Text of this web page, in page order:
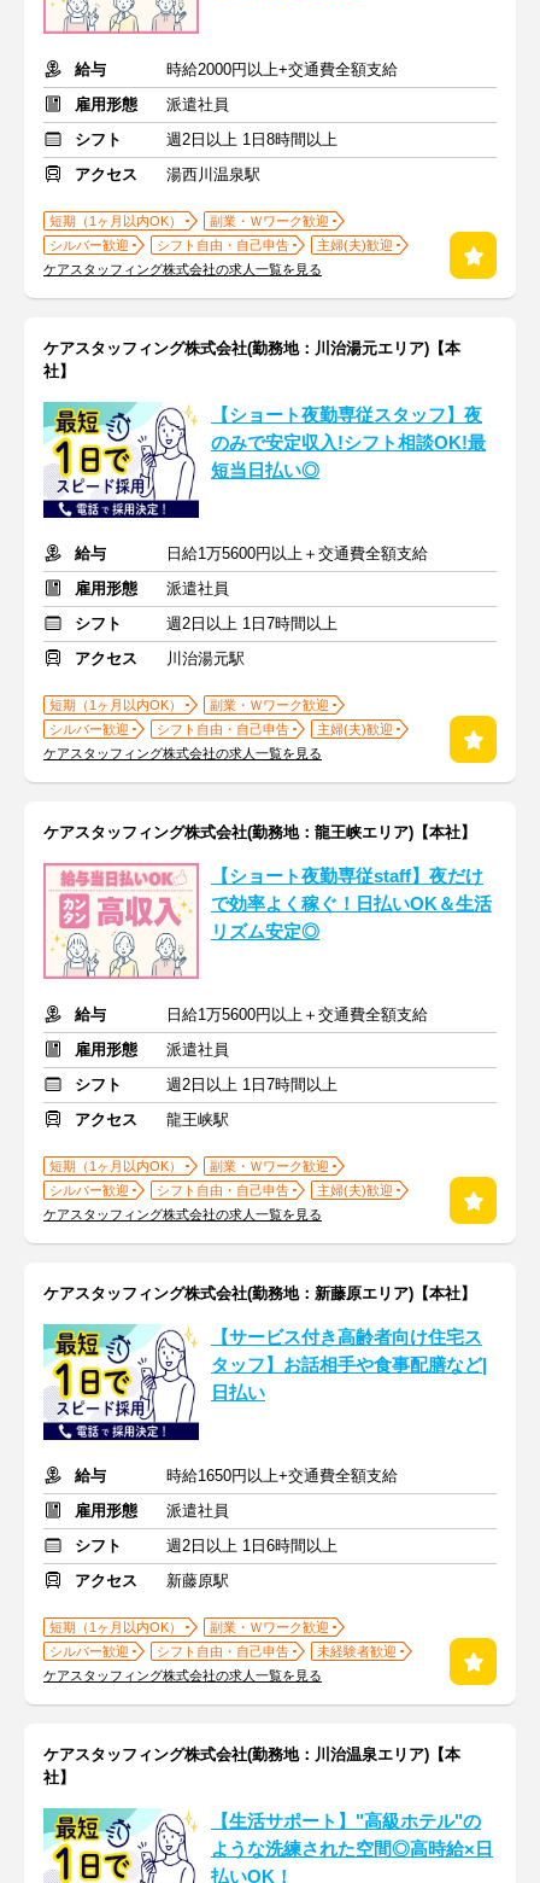
給与
時給2000円以上+交通費全額支給
雇用形態
派遣社員
シフト
週2日以上 1日8時間以上
アクセス
湯西川温泉駅
短期（1ヶ月以内OK）
副業・Ｗワーク歓迎
シルバー歓迎
シフト自由・自己申告
主婦(夫)歓迎
ケアスタッフィング株式会社の求人一覧を見る
ケアスタッフィング株式会社(勤務地：川治湯元エリア)【本
社】
【ショート夜勤専従スタッフ】夜
のみで安定収入!シフト相談OK!最
短当日払い◎
給与
日給1万5600円以上＋交通費全額支給
雇用形態
派遣社員
シフト
週2日以上 1日7時間以上
アクセス
川治湯元駅
短期（1ヶ月以内OK）
副業・Ｗワーク歓迎
シルバー歓迎
シフト自由・自己申告
主婦(夫)歓迎
ケアスタッフィング株式会社の求人一覧を見る
ケアスタッフィング株式会社(勤務地：龍王峡エリア)【本社】
【ショート夜勤専従staff】夜だけ
で効率よく稼ぐ！日払いOK＆生活
リズム安定◎
給与
日給1万5600円以上＋交通費全額支給
雇用形態
派遣社員
シフト
週2日以上 1日7時間以上
アクセス
龍王峡駅
短期（1ヶ月以内OK）
副業・Ｗワーク歓迎
シルバー歓迎
シフト自由・自己申告
主婦(夫)歓迎
ケアスタッフィング株式会社の求人一覧を見る
ケアスタッフィング株式会社(勤務地：新藤原エリア)【本社】
【サービス付き高齢者向け住宅ス
タッフ】お話相手や食事配膳など|
日払い
給与
時給1650円以上+交通費全額支給
雇用形態
派遣社員
シフト
週2日以上 1日6時間以上
アクセス
新藤原駅
短期（1ヶ月以内OK）
副業・Ｗワーク歓迎
シルバー歓迎
シフト自由・自己申告
未経験者歓迎
ケアスタッフィング株式会社の求人一覧を見る
ケアスタッフィング株式会社(勤務地：川治温泉エリア)【本
社】
【生活サポート】"高級ホテル"の
ような洗練された空間◎高時給×日
払いOK！